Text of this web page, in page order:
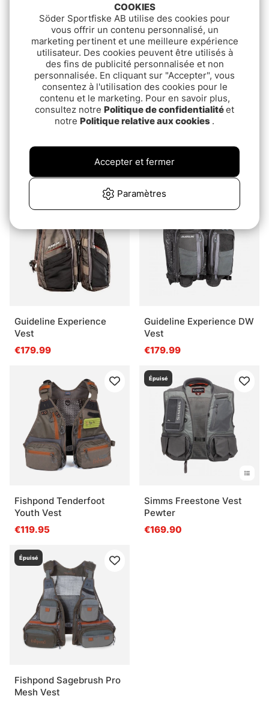
Convertible Vest - River
€100
Guideline Experience
Vest
€179.99
Guideline Experience DW
Vest
€179.99
Fishpond Tenderfoot
Youth Vest
€119.95
Épuisé
Simms Freestone Vest
Pewter
€169.90
Épuisé
Fishpond Sagebrush Pro
Mesh Vest
COOKIES
Söder Sportfiske AB utilise des cookies pour
vous offrir un contenu personnalisé, un
marketing pertinent et une meilleure expérience
utilisateur. Des cookies peuvent être utilisés à
des fins de publicité personnalisée et non
personnalisée. En cliquant sur "Accepter", vous
consentez à l'utilisation des cookies pour le
contenu et le marketing. Pour en savoir plus,
consultez notre Politique de confidentialitéet
notre Politique relative aux cookies .
Paramètres
Accepter et fermer